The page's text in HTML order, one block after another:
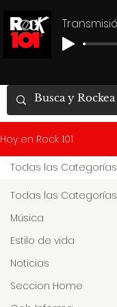
Hoy en Rock 101
Todas las Categorías
Música
Estilo de vida
Noticias
Seccion Home
Todas las Categorías